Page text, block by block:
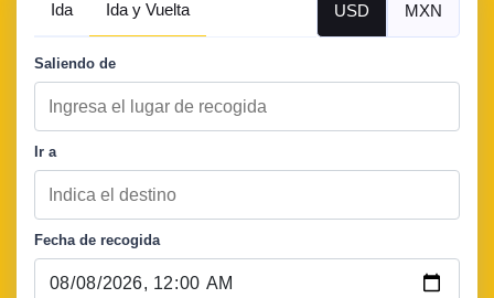
Ida Ida y Vuelta USD MXN
Saliendo de
Ir a
Fecha de recogida